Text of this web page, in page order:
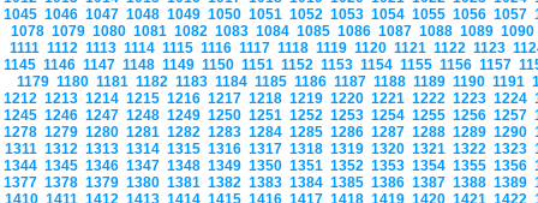
1045 1046 1047 1048 1049 1050 1051 1052 1053 1054 1055 1056 1057
1078 1079 1080 1081 1082 1083 1084 1085 1086 1087 1088 1089
1111 1112 1113 1114 1115 1116 1117 1118 1119 1120 1121 1122 1123
1145 1146 1147 1148 1149 1150 1151 1152 1153 1154 1155 1156 1157
1179 1180 1181 1182 1183 1184 1185 1186 1187 1188 1189 1190 1191
1212 1213 1214 1215 1216 1217 1218 1219 1220 1221 1222 1223 1224
1245 1246 1247 1248 1249 1250 1251 1252 1253 1254 1255 1256 1257
1278 1279 1280 1281 1282 1283 1284 1285 1286 1287 1288 1289 1290
1311 1312 1313 1314 1315 1316 1317 1318 1319 1320 1321 1322 1323
1344 1345 1346 1347 1348 1349 1350 1351 1352 1353 1354 1355 1356
1377 1378 1379 1380 1381 1382 1383 1384 1385 1386 1387 1388 1389
1410 1411 1412 1413 1414 1415 1416 1417 1418 1419 1420 1421 1422